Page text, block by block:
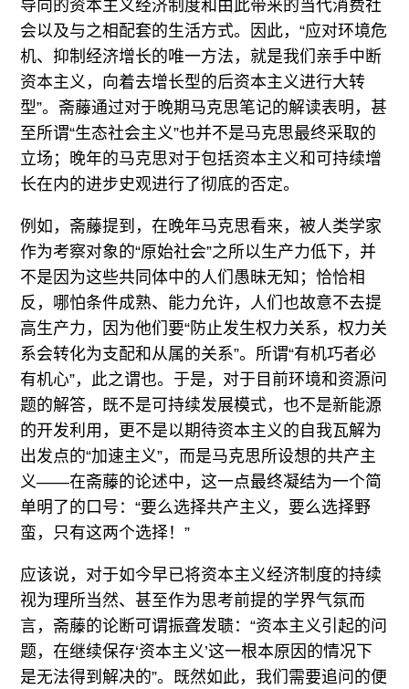
导向的资本主义经济制度和由此带来的当代消费社
会以及与之相配套的生活方式。因此，“应对环境危
机、抑制经济增长的唯一方法，就是我们亲手中断
资本主义，向着去增长型的后资本主义进行大转
型”。斋藤通过对于晚期马克思笔记的解读表明，甚
至所谓“生态社会主义”也并不是马克思最终采取的
立场；晚年的马克思对于包括资本主义和可持续增
长在内的进步史观进行了彻底的否定。
例如，斋藤提到，在晚年马克思看来，被人类学家
作为考察对象的“原始社会”之所以生产力低下，并
不是因为这些共同体中的人们愚昧无知；恰恰相
反，哪怕条件成熟、能力允许，人们也故意不去提
高生产力，因为他们要“防止发生权力关系，权力关
系会转化为支配和从属的关系”。所谓“有机巧者必
有机心”，此之谓也。于是，对于目前环境和资源问
题的解答，既不是可持续发展模式，也不是新能源
的开发利用，更不是以期待资本主义的自我瓦解为
出发点的“加速主义”，而是马克思所设想的共产主
义——在斋藤的论述中，这一点最终凝结为一个简
单明了的口号：“要么选择共产主义，要么选择野
蛮，只有这两个选择！”
应该说，对于如今早已将资本主义经济制度的持续
视为理所当然、甚至作为思考前提的学界气氛而
言，斋藤的论断可谓振聋发聩：“资本主义引起的问
题，在继续保存‘资本主义’这一根本原因的情况下
是无法得到解决的”。既然如此，我们需要追问的便